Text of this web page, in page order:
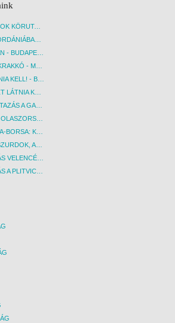
KIRÁLYI VÁROSOK KÖRUTAZÁS KÖZVETLEN REPÜLŐJÁRATTAL - BUDAPEST, REPÜLŐ
KÖRUTAZÁS JORDÁNIÁBAN, HOLT-TENGERI PIHENÉSSEL - BUDAPEST, REPÜLŐ
GELA APARTMAN - BUDAPEST, REPÜLŐ
AUSCHWITZ – KRAKKÓ - MEGRÁZÓ IDŐUTAZÁS! - BUDAPEST, BUSZ
KÍNA - EZT LÁTNIA KELL! - BUDAPEST, REPÜLŐ
EGYIPTOM - EZT LÁTNIA KELL! - BUDAPEST, REPÜLŐ
BUSZOS KÖRUTAZÁS A GARDA-TÓ KÖRNYÉKÉN - BUDAPEST, BUSZ
MININYARALÁS OLASZORSZÁGBAN: ÉSZAK-OLASZ GYÖNGYSZEMEK NYOMÁBAN - BUDAPEST, BUSZ
TOSZKÁNA SAVA-BORSA: KÓSTOLÓK ÉS KULTURÁLIS UTAZÁS - BUDAPEST, BUSZ
AZ ÖTSCHER-SZURDOK, AUSZTRIA GRAND CANYONJA - BUDAPEST, BUSZ
BUSZOS UTAZÁS VELENCÉBE - BUDAPEST, BUSZ
BUSZOS UTAZÁS A PLITVICEI-TAVAK NEMZETI PARKBA - BUDAPEST, BUSZ